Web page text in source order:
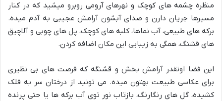
منظره چشمه های کوچک و نهرهای آرومی روبرو میشید که در کنار
مسیرها جریان دارن و صدای آبشون آرامش عجیبی به آدم میده.
برکه های طبیعی، آب نماها، کلبه های کوچک، پل های چوبی و آلاچیق
های قشنگ، همگی به زیبایی این مکان اضافه کردن.
این فضا اونقدر آرامش بخش و قشنگه که فرصت های بی نظیری
برای عکاسی طبیعت بهتون میده. می تونید از درختان سر به فلک
کشیده، گل های رنگارنگ، بازتاب نور توی آب برکه ها یا حتی پرنده